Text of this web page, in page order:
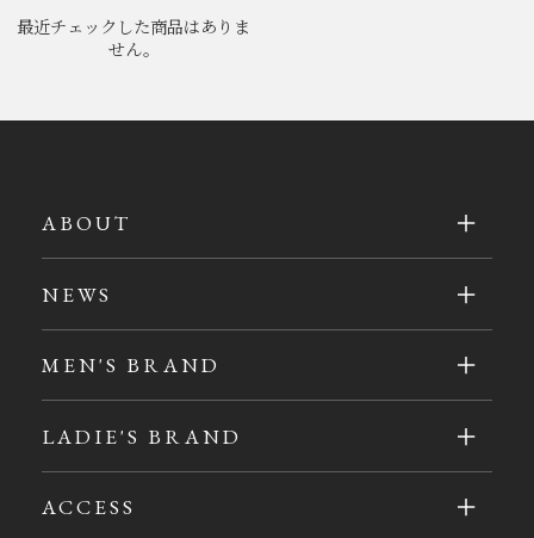
最近チェックした商品はありま
せん。
ABOUT
NEWS
MEN'S BRAND
LADIE'S BRAND
ACCESS